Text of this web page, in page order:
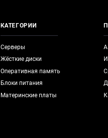
КАТЕГОРИИ
Серверы
Жёсткие диски
Оперативная память
Блоки питания
Материнские платы